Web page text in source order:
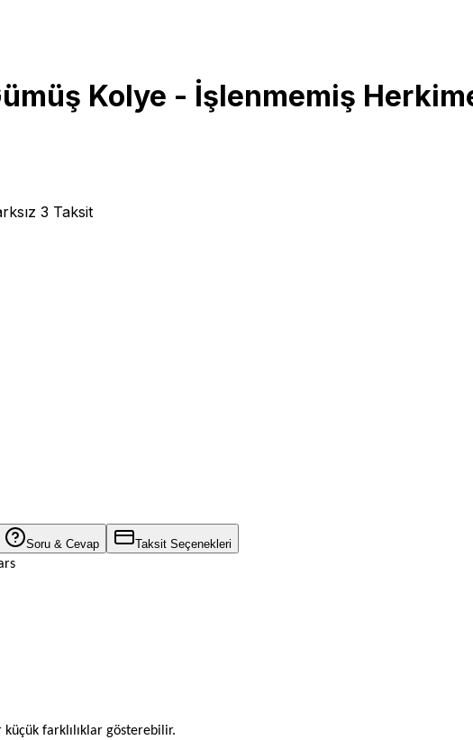
Kolye - İşlenmemiş
3 Taksit
Soru & Cevap Taksit Seçenekleri
farklılıklar gösterebilir.